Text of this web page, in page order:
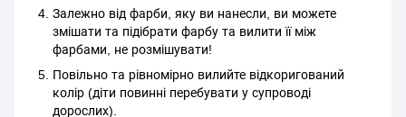
Залежно від фарби, яку ви нанесли, ви можете
змішати та підібрати фарбу та вилити її між
фарбами, не розмішувати!
Повільно та рівномірно вилийте відкоригований
колір (діти повинні перебувати у супроводі
дорослих).